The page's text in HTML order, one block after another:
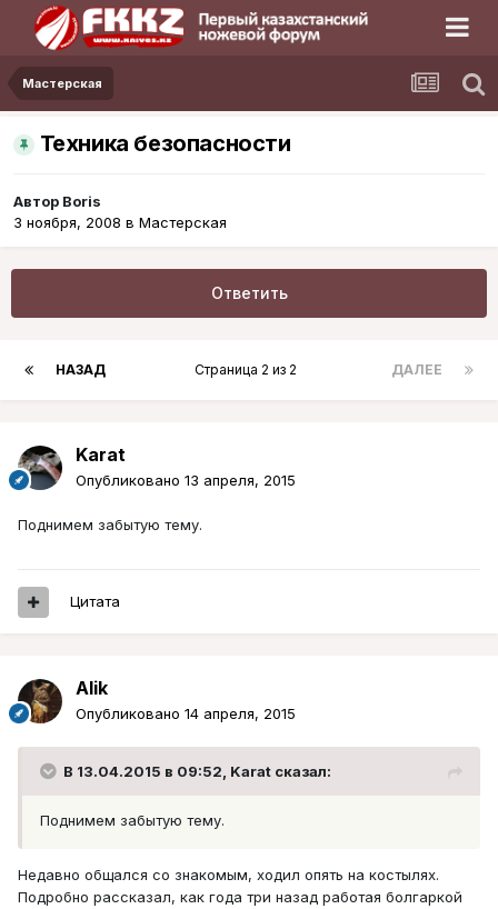
Мастерская
Техника безопасности
Автор Boris
3 ноября, 2008 в Мастерская
Ответить
НАЗАД ДАЛЕЕ
Страница 2 из 2
Karat
Опубликовано 13 апреля, 2015
Поднимем забытую тему.
Цитата
Alik
Опубликовано 14 апреля, 2015
В 13.04.2015 в 09:52, Karat сказал:
Поднимем забытую тему.
Недавно общался со знакомым, ходил опять на костылях.
Подробно рассказал, как года три назад работая болгаркой